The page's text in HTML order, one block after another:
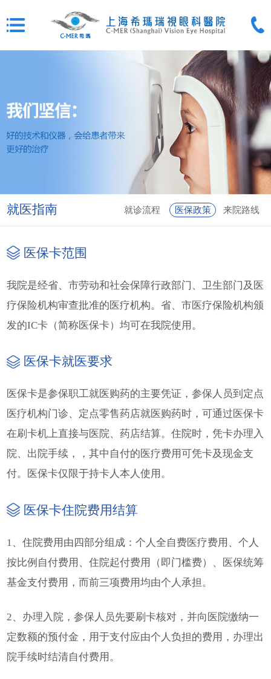
就医指南 就诊流程 医保政策 来院路线
医保卡范围
我院是经省、市劳动和社会保障行政部门、卫生部门及医
疗保险机构审查批准的医疗机构。省、市医疗保险机构颁
发的IC卡（简称医保卡）均可在我院使用。
医保卡就医要求
医保卡是参保职工就医购药的主要凭证，参保人员到定点
医疗机构门诊、定点零售药店就医购药时，可通过医保卡
在刷卡机上直接与医院、药店结算。住院时，凭卡办理入
院、出院手续，，其中自付的医疗费用可凭卡及现金支
付。医保卡仅限于持卡人本人使用。
医保卡住院费用结算
1、住院费用由四部分组成：个人全自费医疗费用、个人
按比例自付费用、住院起付费用（即门槛费）、医保统筹
基金支付费用，而前三项费用均由个人承担。
2、办理入院，参保人员先要刷卡核对，并向医院缴纳一
定数额的预付金，用于支付应由个人负担的费用，办理出
院手续时结清自付费用。